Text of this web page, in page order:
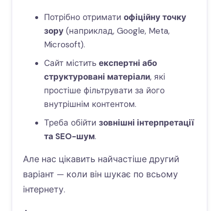
Потрібно отримати офіційну точку
зору(наприклад, Google, Meta,
Microsoft).
Сайт містить експертні або
структуровані матеріали, які
простіше фільтрувати за його
внутрішнім контентом.
Треба обійти зовнішні інтерпретації
та SEO-шум.
Але нас цікавить найчастіше другий
варіант — коли він шукає по всьому
інтернету.